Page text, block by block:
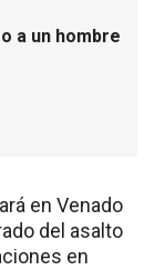
a un hombre
en Venado
del asalto
en